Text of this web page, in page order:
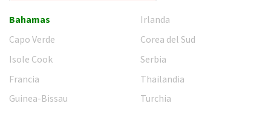
Bahamas
Capo Verde
Isole Cook
Francia
Guinea-Bissau
Irlanda
Corea del Sud
Serbia
Thailandia
Turchia